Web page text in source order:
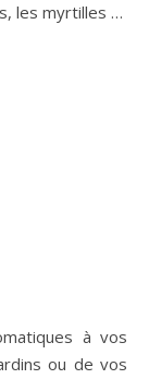
les myrtilles …
à vos
ou de vos